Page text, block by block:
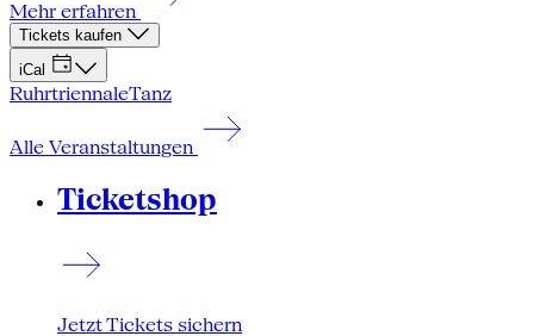
Mehr erfahren
Tickets kaufen
iCal
RuhrtriennaleTanz
Alle Veranstaltungen
Ticketshop
Jetzt Tickets sichern